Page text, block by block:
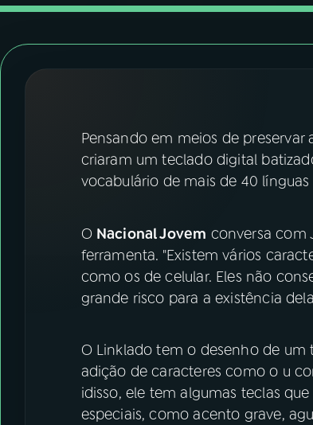
ACOMPANHE A RÁDIO NACIONAL
YouTube Facebook
Instagram X
Pensando em meios de
criaram um teclado digital
vocabulário de mais de 40
O Nacional Jovem conversa com
ferramenta. "Existem vários
como os de celular. Eles não
grande risco para a existência
O Linklado tem o desenho de
adição de caracteres como o u
idisso, ele tem algumas teclas
especiais, como acento grave,